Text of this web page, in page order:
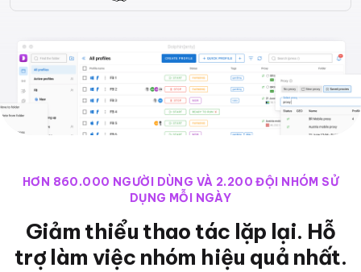
HƠN 860.000 NGƯỜI DÙNG VÀ 2.200 ĐỘI NHÓM SỬ
DỤNG MỖI NGÀY
Giảm thiểu thao tác lặp lại. Hỗ
trợ làm việc nhóm hiệu quả nhất.